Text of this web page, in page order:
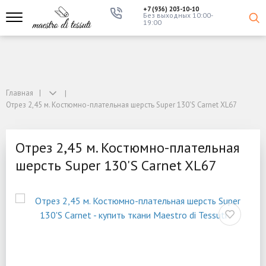
+7 (936) 203-10-10
Без выходных 10:00-
19:00
Главная
Отрез 2,45 м. Костюмно-плательная шерсть Super 130'S Carnet XL67
Отрез 2,45 м. Костюмно-плательная
шерсть Super 130'S Carnet XL67